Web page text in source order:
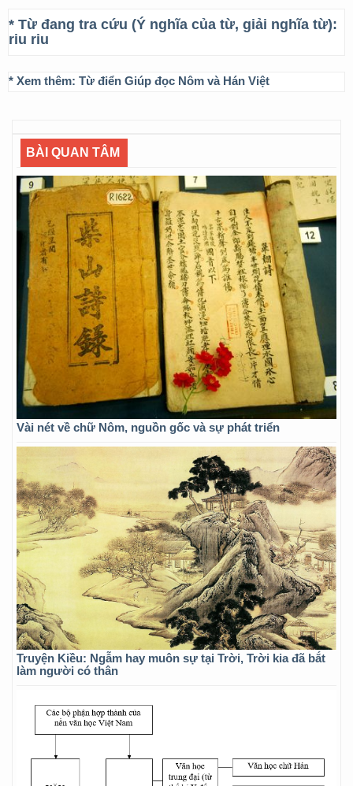
* Từ đang tra cứu (Ý nghĩa của từ, giải nghĩa từ):
riu riu
* Xem thêm: Từ điển Giúp đọc Nôm và Hán Việt
BÀI QUAN TÂM
Vài nét về chữ Nôm, nguồn gốc và sự phát triển
Truyện Kiều: Ngẫm hay muôn sự tại Trời, Trời kia đã bắt
làm người có thân